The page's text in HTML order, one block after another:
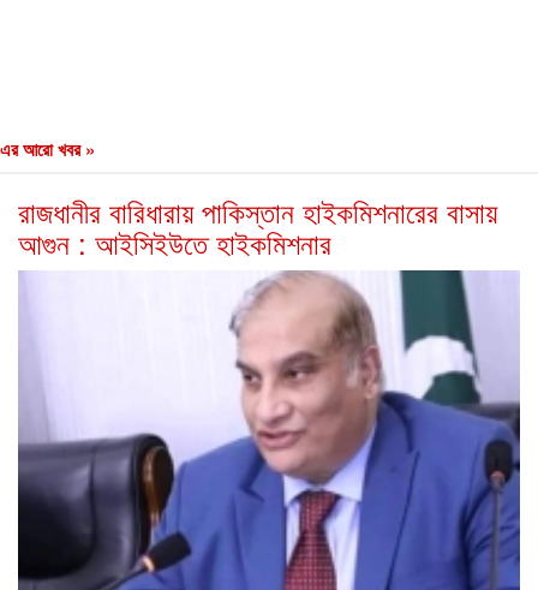
এর আরো খবর »
রাজধানীর বারিধারায় পাকিস্তান হাইকমিশনারের বাসায়
আগুন : আইসিইউতে হাইকমিশনার